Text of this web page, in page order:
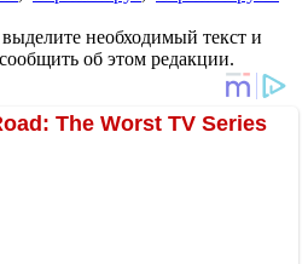
необходимый текст и
об этом редакции.